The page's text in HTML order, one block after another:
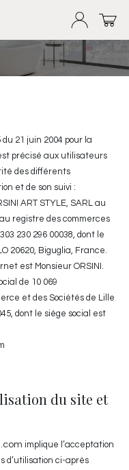
21 juin 2004 pour la
précisé aux utilisateurs
des différents
et de son suivi :
ART STYLE, SARL au
registre des commerces
230 296 00038, dont le
20620, Biguglia, France.
est Monsieur ORSINI.
de 10 069
et des Sociétés de Lille
dont le siège social est
du site et
implique l’acceptation
d’utilisation ci-après